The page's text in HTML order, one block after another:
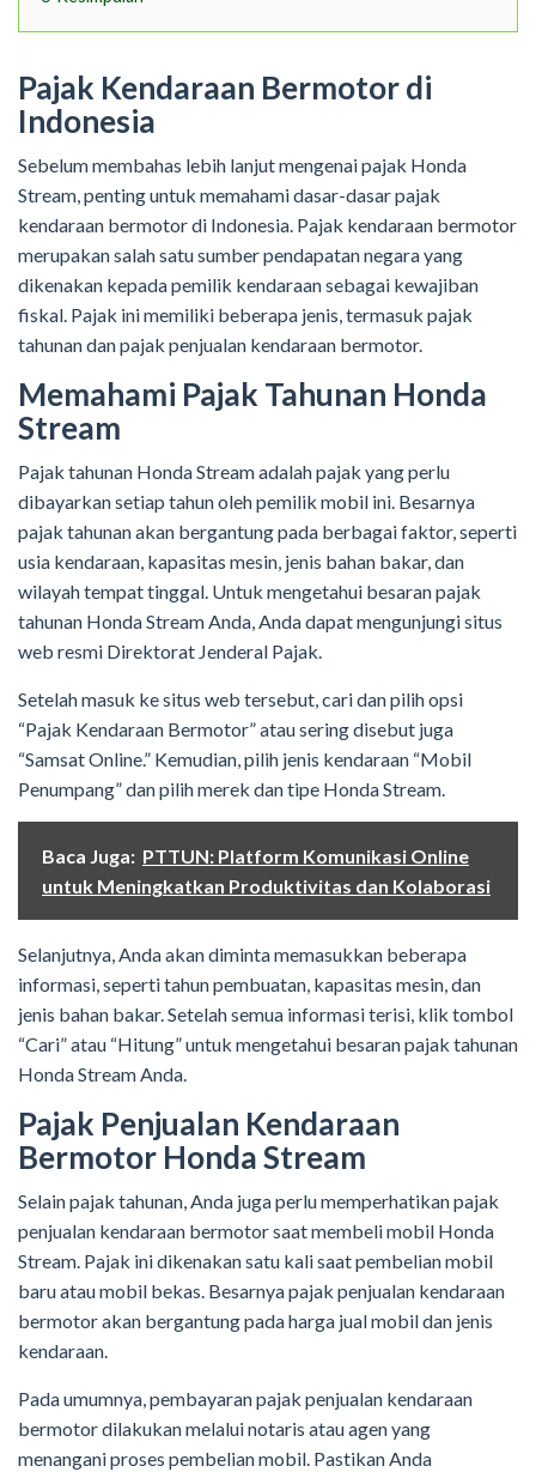
Pajak Kendaraan Bermotor di
Indonesia
Sebelum membahas lebih lanjut mengenai pajak Honda
Stream, penting untuk memahami dasar-dasar pajak
kendaraan bermotor di Indonesia. Pajak kendaraan bermotor
merupakan salah satu sumber pendapatan negara yang
dikenakan kepada pemilik kendaraan sebagai kewajiban
fiskal. Pajak ini memiliki beberapa jenis, termasuk pajak
tahunan dan pajak penjualan kendaraan bermotor.
Memahami Pajak Tahunan Honda
Stream
Pajak tahunan Honda Stream adalah pajak yang perlu
dibayarkan setiap tahun oleh pemilik mobil ini. Besarnya
pajak tahunan akan bergantung pada berbagai faktor, seperti
usia kendaraan, kapasitas mesin, jenis bahan bakar, dan
wilayah tempat tinggal. Untuk mengetahui besaran pajak
tahunan Honda Stream Anda, Anda dapat mengunjungi situs
web resmi Direktorat Jenderal Pajak.
Setelah masuk ke situs web tersebut, cari dan pilih opsi
“Pajak Kendaraan Bermotor” atau sering disebut juga
“Samsat Online.” Kemudian, pilih jenis kendaraan “Mobil
Penumpang” dan pilih merek dan tipe Honda Stream.
Baca Juga: PTTUN: Platform Komunikasi Online
untuk Meningkatkan Produktivitas dan Kolaborasi
Selanjutnya, Anda akan diminta memasukkan beberapa
informasi, seperti tahun pembuatan, kapasitas mesin, dan
jenis bahan bakar. Setelah semua informasi terisi, klik tombol
“Cari” atau “Hitung” untuk mengetahui besaran pajak tahunan
Honda Stream Anda.
Pajak Penjualan Kendaraan
Bermotor Honda Stream
Selain pajak tahunan, Anda juga perlu memperhatikan pajak
penjualan kendaraan bermotor saat membeli mobil Honda
Stream. Pajak ini dikenakan satu kali saat pembelian mobil
baru atau mobil bekas. Besarnya pajak penjualan kendaraan
bermotor akan bergantung pada harga jual mobil dan jenis
kendaraan.
Pada umumnya, pembayaran pajak penjualan kendaraan
bermotor dilakukan melalui notaris atau agen yang
menangani proses pembelian mobil. Pastikan Anda